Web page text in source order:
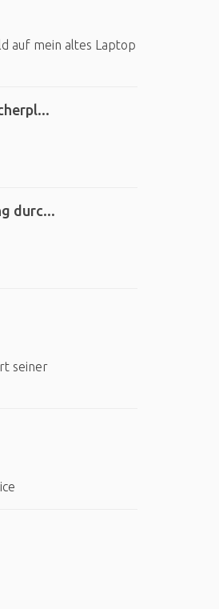
auf mein altes Laptop
durc...
seiner